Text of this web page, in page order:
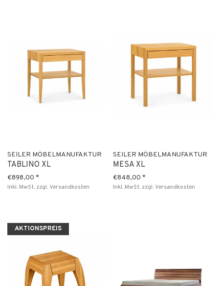
SEILER MÖBELMANUFAKTUR
TABLINO XL
€898,00 *
Inkl. MwSt. zzgl.Versandkosten
SEILER MÖBELMANUFAKTUR
MESA XL
€848,00 *
Inkl. MwSt. zzgl.Versandkosten
AKTIONSPREIS